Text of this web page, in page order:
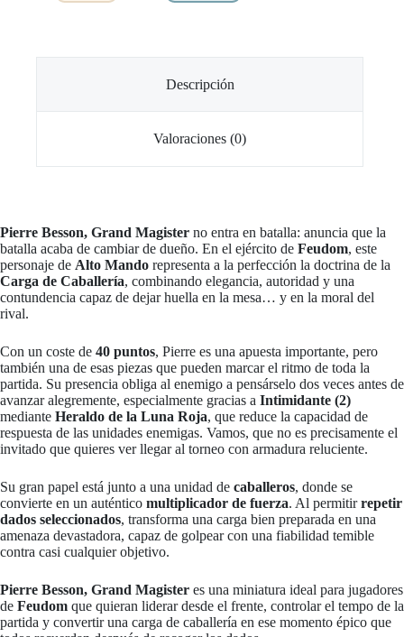
Descripción
Valoraciones (0)
Pierre Besson, Grand Magister no entra en batalla: anuncia que la
batalla acaba de cambiar de dueño. En el ejército de Feudom, este
personaje de Alto Mando representa a la perfección la doctrina de la
Carga de Caballería, combinando elegancia, autoridad y una
contundencia capaz de dejar huella en la mesa… y en la moral del
rival.
Con un coste de 40 puntos, Pierre es una apuesta importante, pero
también una de esas piezas que pueden marcar el ritmo de toda la
partida. Su presencia obliga al enemigo a pensárselo dos veces antes de
avanzar alegremente, especialmente gracias a Intimidante (2)
mediante Heraldo de la Luna Roja, que reduce la capacidad de
respuesta de las unidades enemigas. Vamos, que no es precisamente el
invitado que quieres ver llegar al torneo con armadura reluciente.
Su gran papel está junto a una unidad de caballeros, donde se
convierte en un auténtico multiplicador de fuerza. Al permitirrepetir
dados seleccionados, transforma una carga bien preparada en una
amenaza devastadora, capaz de golpear con una fiabilidad temible
contra casi cualquier objetivo.
Pierre Besson, Grand Magister es una miniatura ideal para jugadores
de Feudom que quieran liderar desde el frente, controlar el tempo de la
partida y convertir una carga de caballería en ese momento épico que